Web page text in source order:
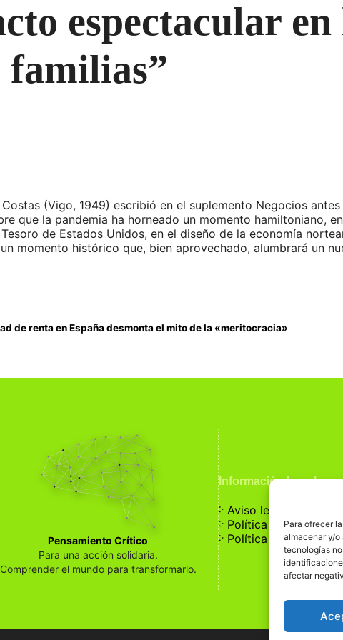
Para ofrecer
almacenar y/o
tecnologías
afectar
espectacular
familias”
(Vigo, 1949) escribió en el suplemento Negocios
que la pandemia ha horneado un momento hamiltoniano,
de Estados Unidos, en el diseño de la economía
momento histórico que, bien aprovechado, alumbrará un
de renta en España desmonta el mito de la «meritocracia»
Pensamiento Crítico
Para una acción solidaria.
Comprender el mundo para transformarlo.
Información Legal
჻Aviso legal
჻Política de
჻Política de cookies